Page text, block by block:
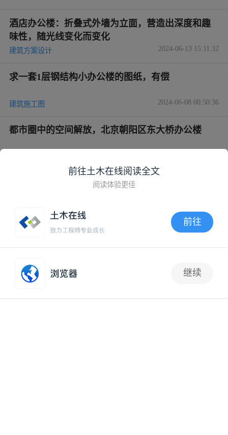
酒店办公楼：折叠式外墙为立面，营造出深度和趣
味性，随光线变化而变化
建筑方案设计 2024-06-13 15:11:32
求一套1层钢结构小办公楼的图纸，有偿
建筑施工图 2024-06-08 00:50:36
都市圈中的空间解放，北京朝阳区东大桥办公楼
空置办公楼爆改综合体、住宅、酒店，老建筑找到
建筑方案设计
前往土木在线阅读全文
阅读体验更佳
前往
继续